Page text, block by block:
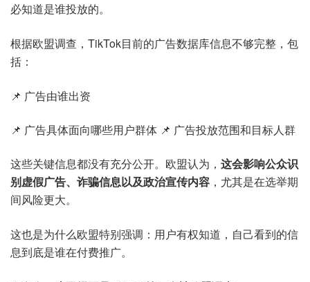
必知道是谁投放的。
根据欧盟调查，TikTok目前的广告数据库信息不够完整，包
括：
📌 广告由谁出资
📌 广告具体面向哪些用户群体 📌 广告投放范围和目标人群
这些关键信息都没有充分公开。欧盟认为， 这会影响公众识
别虚假广告、诈骗信息以及政治宣传内容 ，尤其是在选举期
间风险更大。
这也是为什么欧盟特别强调：用户有权知道，自己看到的信
息到底是谁在付费推广。